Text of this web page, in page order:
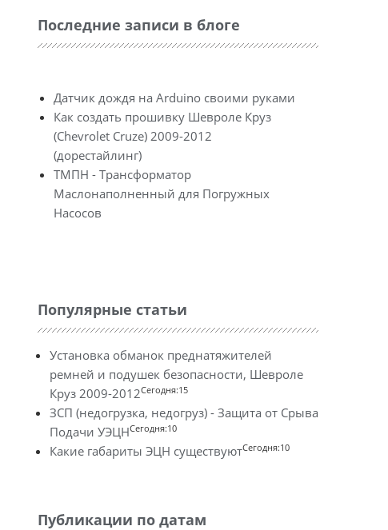
Последние записи в блоге
Датчик дождя на Arduino своими руками
Как создать прошивку Шевроле Круз
(Chevrolet Cruze) 2009-2012
(дорестайлинг)
ТМПН - Трансформатор
Маслонаполненный для Погружных
Насосов
Популярные статьи
Установка обманок преднатяжителей
ремней и подушек безопасности, Шевроле
Круз 2009-2012Сегодня:15
ЗСП (недогрузка, недогруз) - Защита от Срыва
Подачи УЭЦНСегодня:10
Какие габариты ЭЦН существуютСегодня:10
Публикации по датам